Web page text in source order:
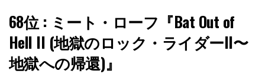
68位 : ミート・ローフ『Bat Out of
Hell II (地獄のロック・ライダーII〜
地獄への帰還)』